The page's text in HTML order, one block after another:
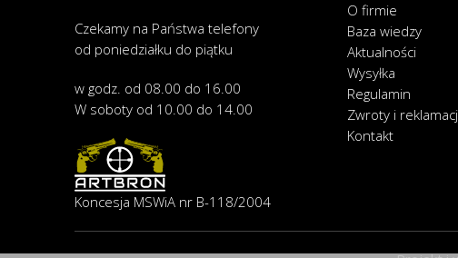
Czekamy na Państwa telefony
od poniedziałku do piątku
w godz. od 08.00 do 16.00
W soboty od 10.00 do 14.00
Koncesja MSWiA nr B-118/2004
O firmie
Baza wiedzy
Aktualności
Wysyłka
Regulamin
Zwroty i
Kontakt